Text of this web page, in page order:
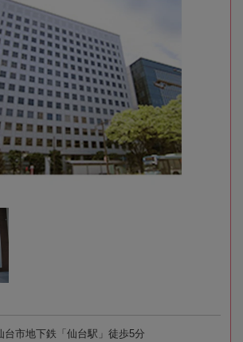
台市地下鉄「仙台駅」徒歩5分